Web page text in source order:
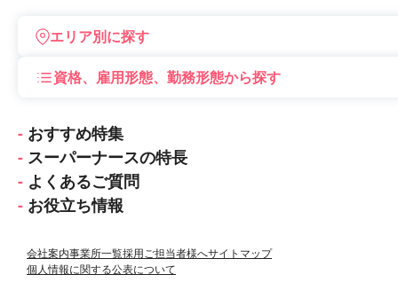
おすすめ特集
スーパーナースの特長
よくあるご質問
お役立ち情報
エリア別に探す
資格、雇用形態、勤務形態から探す
会社案内事業所一覧採用ご担当者様へサイトマップ
個人情報に関する公表について